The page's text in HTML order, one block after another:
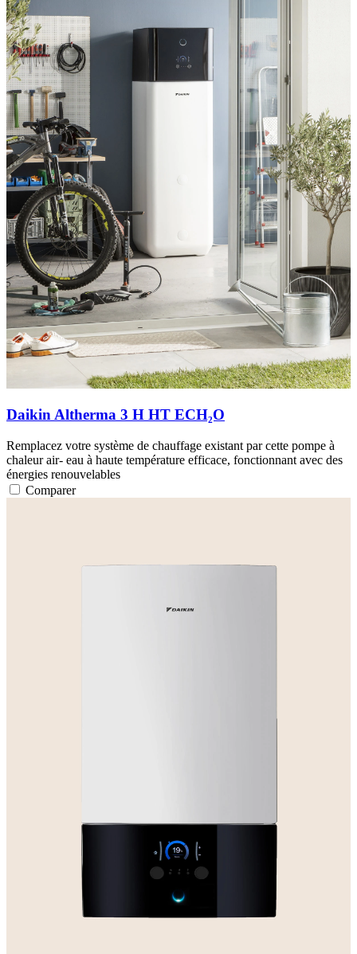
Daikin Altherma 3 H HT ECH₂O
Remplacez votre système de chauffage existant par cette pompe à
chaleur air- eau à haute température efficace, fonctionnant avec des
énergies renouvelables
Comparer